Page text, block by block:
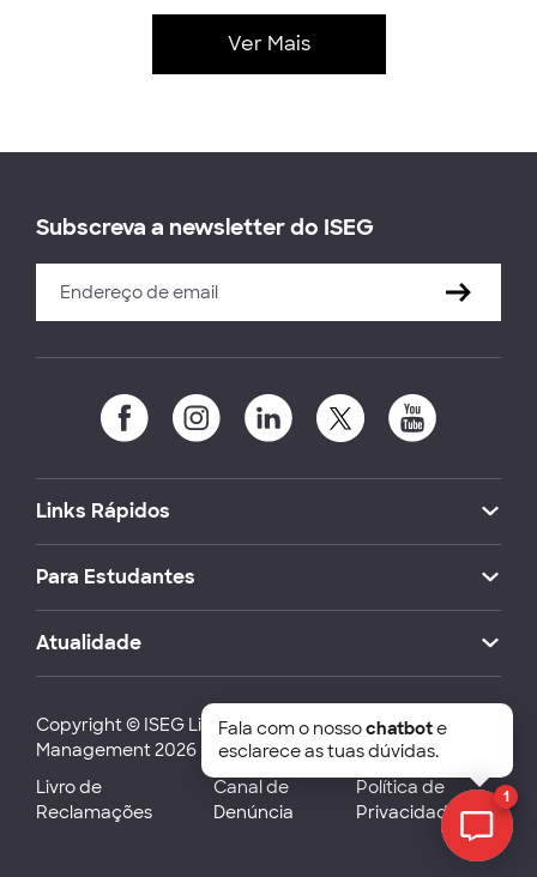
Ver Mais
Subscreva a newsletter do ISEG
Links Rápidos
Para Estudantes
Atualidade
Copyright © ISEG Lisbon School of Economics and
Management 2026
Livro de
Reclamações
Canal de
Denúncia
Política de
Privacidade
1
Fala com o nossochatbote
esclarece as tuas dúvidas.